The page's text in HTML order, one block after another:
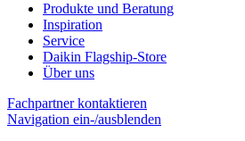
Produkte und Beratung
Inspiration
Service
Daikin Flagship-Store
Über uns
Fachpartner kontaktieren
Navigation ein-/ausblenden